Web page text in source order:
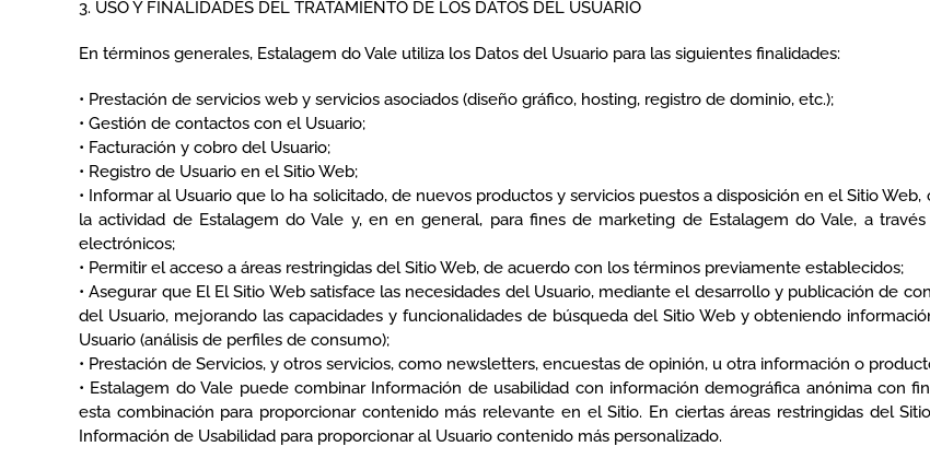
3. USO Y FINALIDADES DEL TRATAMIENTO DE LOS DATOS DEL USUARIO
En términos generales, Estalagem do Vale utiliza los Datos del Usuario para las siguientes finalidades:
• Prestación de servicios web y servicios asociados (diseño gráfico, hosting, registro de dominio, etc.);
• Gestión de contactos con el Usuario;
• Facturación y cobro del Usuario;
• Registro de Usuario en el Sitio Web;
• Informar al Usuario que lo ha solicitado, de nuevos productos y servicios puestos a disposición en el Sitio
la actividad de Estalagem do Vale y, en en general, para fines de marketing de Estalagem do Vale, a
electrónicos;
• Permitir el acceso a áreas restringidas del Sitio Web, de acuerdo con los términos previamente establecidos;
• Asegurar que El El Sitio Web satisface las necesidades del Usuario, mediante el desarrollo y publicación de
del Usuario, mejorando las capacidades y funcionalidades de búsqueda del Sitio Web y obteniendo
Usuario (análisis de perfiles de consumo);
• Prestación de Servicios, y otros servicios, como newsletters, encuestas de opinión, u otra información o
• Estalagem do Vale puede combinar Información de usabilidad con información demográfica anónima con
esta combinación para proporcionar contenido más relevante en el Sitio. En ciertas áreas restringidas del
Información de Usabilidad para proporcionar al Usuario contenido más personalizado.